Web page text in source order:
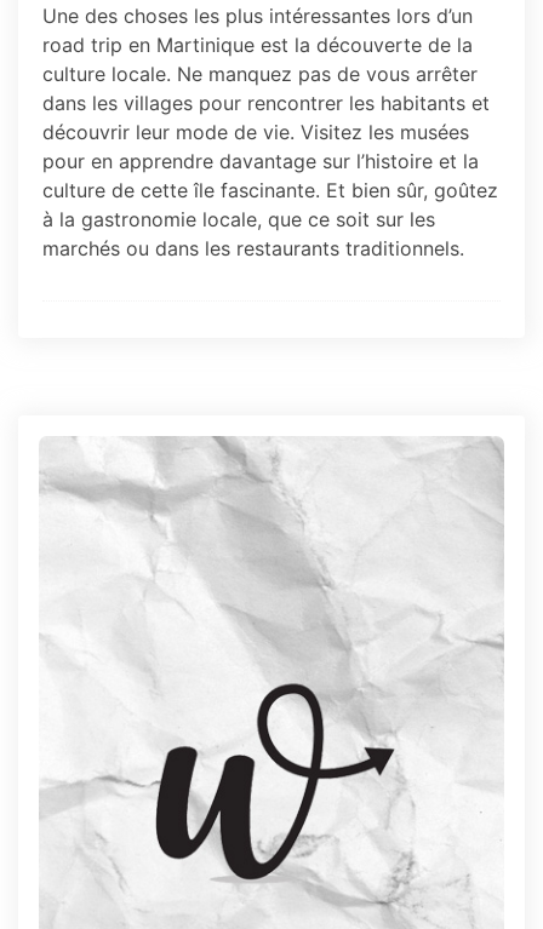
Une des choses les plus intéressantes lors d’un
road trip en Martinique est la découverte de la
culture locale. Ne manquez pas de vous arrêter
dans les villages pour rencontrer les habitants et
découvrir leur mode de vie. Visitez les musées
pour en apprendre davantage sur l’histoire et la
culture de cette île fascinante. Et bien sûr, goûtez
à la gastronomie locale, que ce soit sur les
marchés ou dans les restaurants traditionnels.